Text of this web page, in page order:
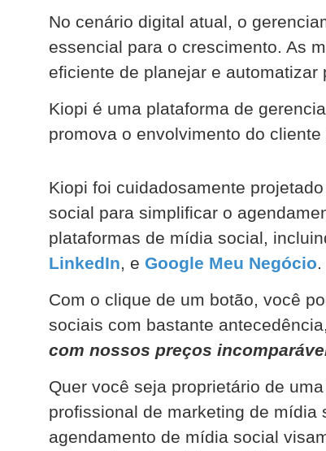
No cenário digital atual, o
essencial para o crescimento. As
eficiente de planejar e
Kiopi é uma plataforma de
promova o envolvimento do
Kiopi foi cuidadosamente
social para simplificar o
plataformas de mídia social,
LinkedIn, e Google Meu Negócio.
Com o clique de um botão, você
sociais com bastante
com nossos preços
Quer você seja proprietário de
profissional de marketing de mídia
agendamento de mídia social